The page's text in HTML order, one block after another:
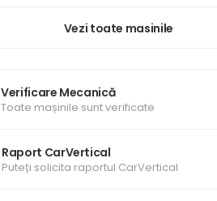
Vezi toate masinile
Verificare Mecanică
Toate mașinile sunt verificate
Raport CarVertical
Puteți solicita raportul CarVertical